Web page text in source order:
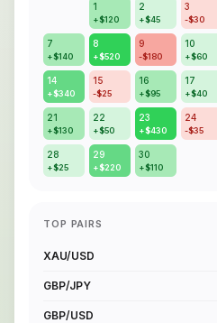
1
+$120
2
+$45
3
-$30
7
+$140
8
+$520
9
-$180
10
+$60
14
+$340
15
-$25
16
+$95
17
+$40
21
+$130
22
+$50
23
+$430
24
-$35
28
+$25
29
+$220
30
+$110
TOP PAIRS
XAU/USD
GBP/JPY
GBP/USD